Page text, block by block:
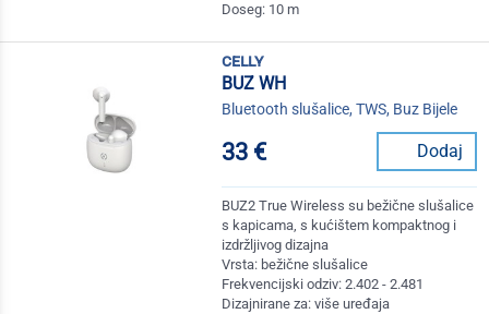
Doseg: 10 m
celly
BUZ WH
Bluetooth slušalice, TWS, Buz Bijele
33 € Dodaj
BUZ2 True Wireless su bežične slušalice
s kapicama, s kućištem kompaktnog i
izdržljivog dizajna
Vrsta: bežične slušalice
Frekvencijski odziv: 2.402 - 2.481
Dizajnirane za: više uređaja